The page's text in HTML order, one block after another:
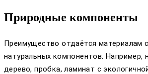
Природные компоненты
Преимущество отдаётся материалам
натуральных компонентов. Например,
дерево, пробка, ламинат с